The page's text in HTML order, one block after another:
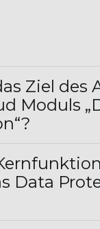
Ziel des
Moduls
Data